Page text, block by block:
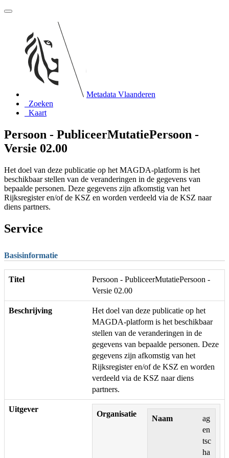
Metadata Vlaanderen
Zoeken
Kaart
Persoon - PubliceerMutatiePersoon -
Versie 02.00
Het doel van deze publicatie op het MAGDA-platform is het
beschikbaar stellen van de veranderingen in de gegevens van
bepaalde personen. Deze gegevens zijn afkomstig van het
Rijksregister en/of de KSZ en worden verdeeld via de KSZ naar
diens partners.
Service
Basisinformatie
Titel
Persoon - PubliceerMutatiePersoon -
Versie 02.00
Beschrijving
Het doel van deze publicatie op het
MAGDA-platform is het beschikbaar
stellen van de veranderingen in de
gegevens van bepaalde personen. Deze
gegevens zijn afkomstig van het
Rijksregister en/of de KSZ en worden
verdeeld via de KSZ naar diens
partners.
Uitgever
Organisatie
Naam
ag
en
tsc
ha